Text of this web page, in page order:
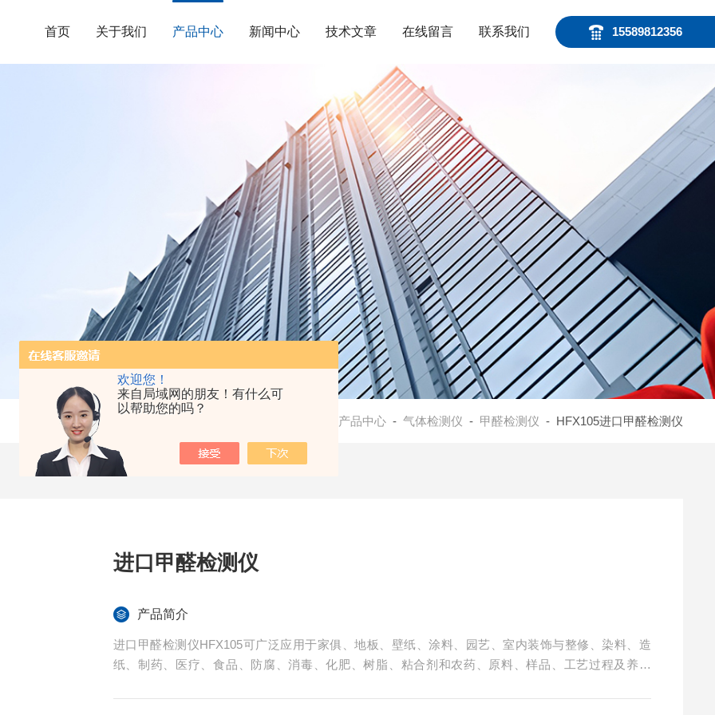
欢迎您！
来自局域网的朋友！有什么可
以帮助您的吗？
15589812356
首页 关于我们 产品中心 新闻中心 技术文章 在线留言 联系我们
产品中心- 气体检测仪 - 甲醛检测仪 - HFX105进口甲醛检测仪
进口甲醛检测仪
产品简介
进口甲醛检测仪HFX105可广泛应用于家俱、地板、壁纸、涂料、园艺、室内装饰与整修、染料、造
纸、制药、医疗、食品、防腐、消毒、化肥、树脂、粘合剂和农药、原料、样品、工艺过程及养殖